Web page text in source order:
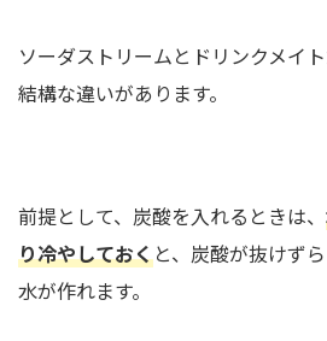
ソーダストリームとドリンクメイト
結構な違いがあります。
前提として、炭酸を入れるときは、
り冷やしておくと、炭酸が抜けず
水が作れます。